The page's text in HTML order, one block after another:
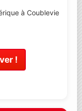
à Coublevie
!